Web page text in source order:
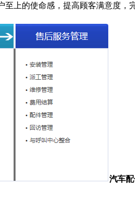
上的使命感，提高顾客满意度，
汽车